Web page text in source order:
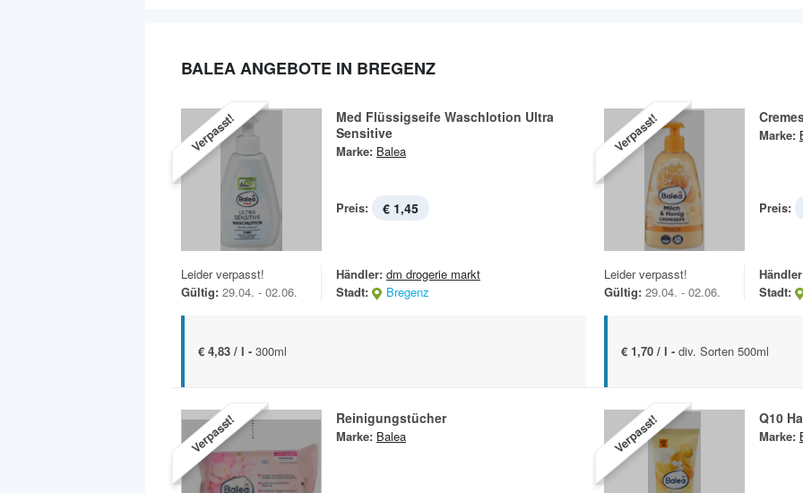
BALEA ANGEBOTE IN BREGENZ
Verpasst!
Med Flüssigseife Waschlotion Ultra
Sensitive
Marke: Balea
Preis: € 1,45
Leider verpasst!
Gültig: 29.04. - 02.06.
Händler: dm drogerie markt
Stadt:
Bregenz
€ 4,83 / l - 300ml
Verpasst! Marke:
Preis:
Leider verpasst!
Gültig: 29.04. - 02.06.
Stadt:
€ 1,70 / l - div. Sorten 500ml
Verpasst! Reinigungstücher
Marke: Balea Verpasst! Q10
Marke: